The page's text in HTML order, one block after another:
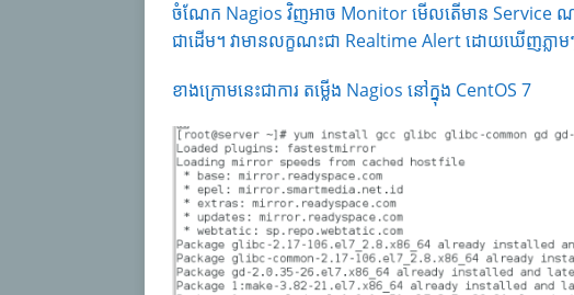
ចំណែក Nagios វិញអាច Monitor មើលតើមាន Service
ជាដើម។ វាមានលក្ខណះជា Realtime Alert ដោយឃើញភ្លាម
ខាងក្រោមនេះជាការ តម្លើង Nagios នៅក្នុង CentOS 7